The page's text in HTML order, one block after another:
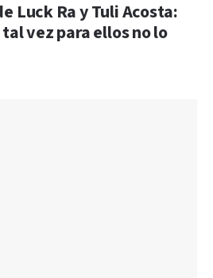
Luck Ra y Tuli Acosta:
vez para ellos no lo